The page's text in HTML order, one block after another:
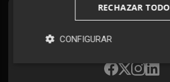
Síguenos en
Plaza Podcast, desde
RECHAZAR TODO
CONFIGURAR